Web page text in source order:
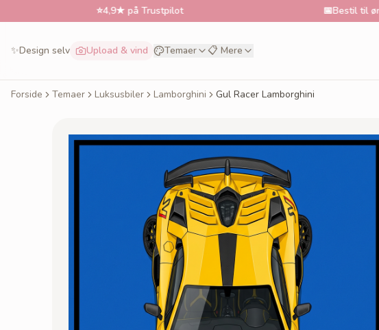
4,9★ på Trustpilot Bestil til ønsket dato
✨Design selv Upload & vind Temaer 📋 Mere
Forside Temaer Luksusbiler Lamborghini Gul Racer Lamborghini